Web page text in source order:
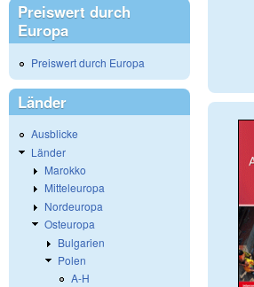
Preiswert durch
Europa
Preiswert durch Europa
Länder
Ausblicke
Länder
Marokko
Mitteleuropa
Nordeuropa
Osteuropa
Bulgarien
Polen
A-H